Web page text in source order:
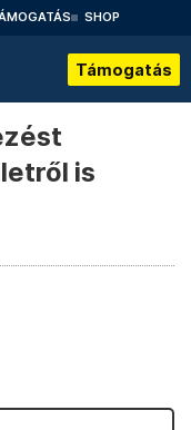
SHOP
Támogatás
is